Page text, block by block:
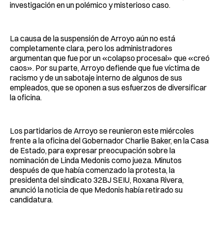
investigación en un polémico y misterioso caso.
La causa de la suspensión de Arroyo aún no está
completamente clara, pero los administradores
argumentan que fue por un «colapso procesal» que «creó
caos». Por su parte, Arroyo defiende que fue víctima de
racismo y de un sabotaje interno de algunos de sus
empleados, que se oponen a sus esfuerzos de diversificar
la oficina.
Los partidarios de Arroyo se reunieron este miércoles
frente a la oficina del Gobernador Charlie Baker, en la Casa
de Estado, para expresar preocupación sobre la
nominación de Linda Medonis como jueza. Minutos
después de que había comenzado la protesta, la
presidenta del sindicato 32BJ SEIU, Roxana Rivera,
anunció la noticia de que Medonis había retirado su
candidatura.